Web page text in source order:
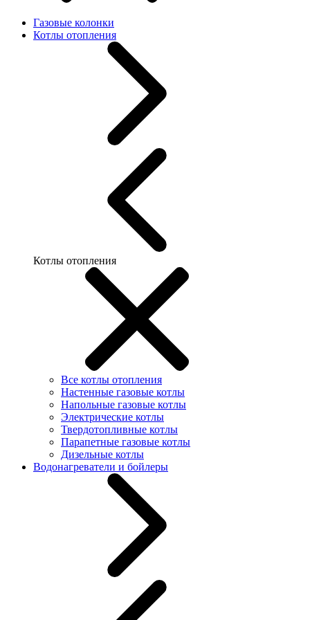
Газовые колонки
Котлы отопления
Котлы отопления
Все котлы отопления
Настенные газовые котлы
Напольные газовые котлы
Электрические котлы
Твердотопливные котлы
Парапетные газовые котлы
Дизельные котлы
Водонагреватели и бойлеры